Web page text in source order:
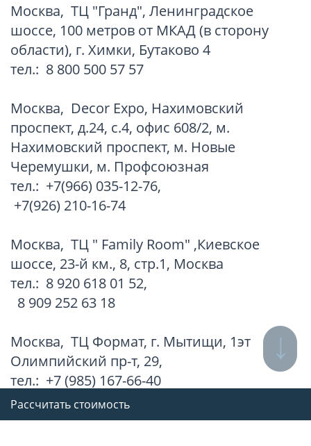
Рассчитать стоимость
Москва, ТЦ "Гранд", Ленинградское
шоссе, 100 метров от МКАД (в сторону
области), г. Химки, Бутаково 4
тел.: 8 800 500 57 57
Москва, Decor Expo, Нахимовский
проспект, д.24, с.4, офис 608/2, м.
Нахимовский проспект, м. Новые
Черемушки, м. Профсоюзная
тел.: +7(966) 035-12-76,
+7(926) 210-16-74
Москва, ТЦ " Family Room" ,Киевское
шоссе, 23-й км., 8, стр.1, Москва
тел.: 8 920 618 01 52,
8 909 252 63 18
Москва, ТЦ Формат, г. Мытищи, 1эт
Олимпийский пр-т, 29,
тел.: +7 (985) 167-66-40
Все адреса